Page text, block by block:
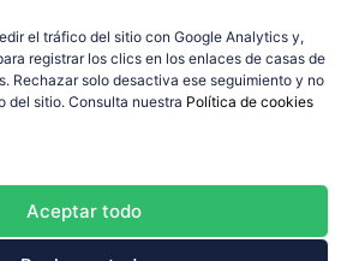
el tráfico del sitio con Google Analytics y,
registrar los clics en los enlaces de casas de
Rechazar solo desactiva ese seguimiento y no
del sitio. Consulta nuestra Política de cookies
Aceptar todo